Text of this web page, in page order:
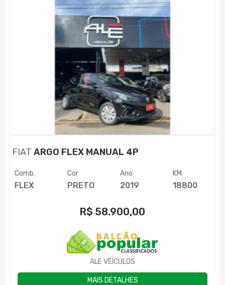
FIAT ARGO FLEX MANUAL 4P
Comb.
FLEX
Cor
PRETO
Ano
2019
KM
18800
R$ 58.900,00
ALE VEÍCULOS
MAIS DETALHES